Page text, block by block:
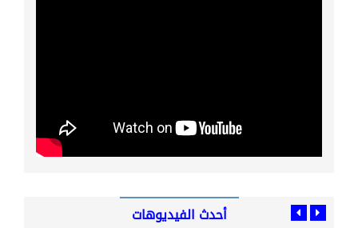
أحدث الفيديوهات